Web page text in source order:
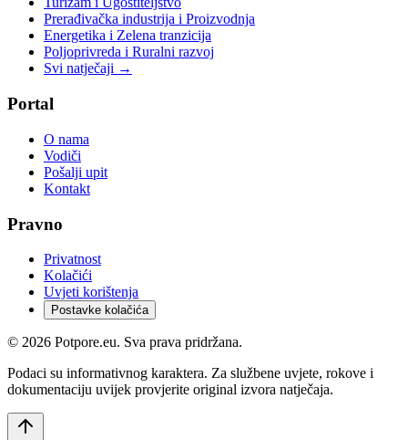
Prerađivačka industrija i Proizvodnja
Energetika i Zelena tranzicija
Poljoprivreda i Ruralni razvoj
Svi natječaji →
Portal
O nama
Vodiči
Pošalji upit
Kontakt
Pravno
Privatnost
Kolačići
Uvjeti korištenja
Postavke kolačića
© 2026 Potpore.eu. Sva prava pridržana.
Podaci su informativnog karaktera. Za službene uvjete, rokove i
dokumentaciju uvijek provjerite original izvora natječaja.